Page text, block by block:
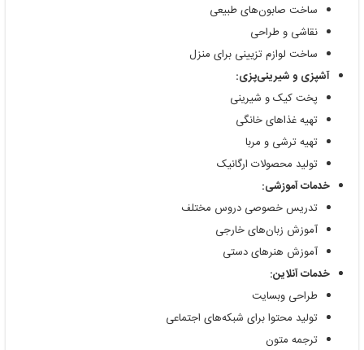
ساخت صابون‌های طبیعی
نقاشی و طراحی
ساخت لوازم تزیینی برای منزل
آشپزی و شیرینی‌پزی:
پخت کیک و شیرینی
تهیه غذاهای خانگی
تهیه ترشی و مربا
تولید محصولات ارگانیک
خدمات آموزشی:
تدریس خصوصی دروس مختلف
آموزش زبان‌های خارجی
آموزش هنرهای دستی
خدمات آنلاین:
طراحی وبسایت
تولید محتوا برای شبکه‌های اجتماعی
ترجمه متون